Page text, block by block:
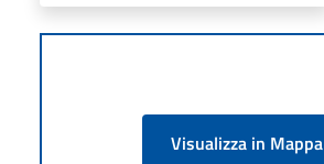
Visualizza in Mappa